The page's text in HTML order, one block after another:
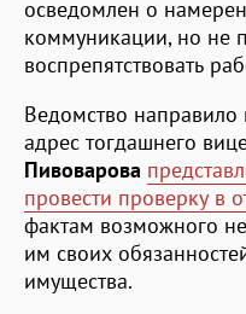
осведомлен о
коммуникации, но не
воспрепятствовать
Ведомство направило
адрес тогдашнего
Пивоварова
провести проверку в
фактам возможного
им своих
имущества.